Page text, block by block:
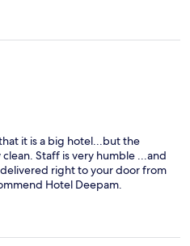
it is a big hotel...but the
Staff is very humble ...and
right to your door from
Hotel Deepam.